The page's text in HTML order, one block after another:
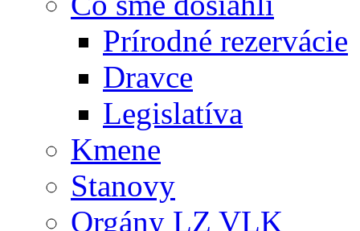
Prírodné rezervácie
Dravce
Legislatíva
Kmene
Stanovy
Orgány LZ VLK